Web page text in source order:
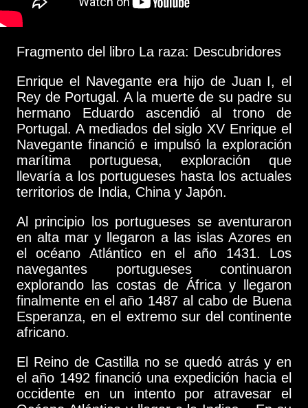
Fragmento del libro La raza: Descubridores
Enrique el Navegante era hijo de Juan I, el
Rey de Portugal. A la muerte de su padre su
hermano Eduardo ascendió al trono de
Portugal. A mediados del siglo XV Enrique el
Navegante financió e impulsó la exploración
marítima portuguesa, exploración que
llevaría a los portugueses hasta los actuales
territorios de India, China y Japón.
Al principio los portugueses se aventuraron
en alta mar y llegaron a las islas Azores en
el océano Atlántico en el año 1431. Los
navegantes portugueses continuaron
explorando las costas de África y llegaron
finalmente en el año 1487 al cabo de Buena
Esperanza, en el extremo sur del continente
africano.
El Reino de Castilla no se quedó atrás y en
el año 1492 financió una expedición hacia el
occidente en un intento por atravesar el